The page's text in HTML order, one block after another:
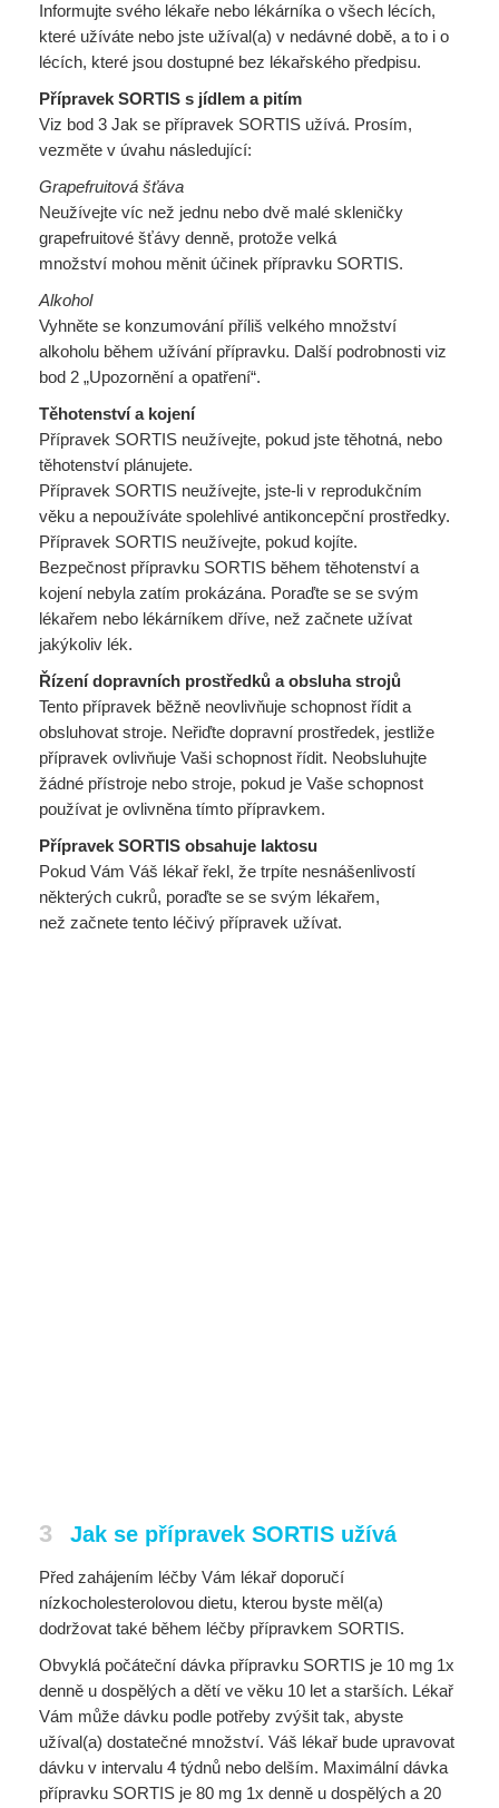
Informujte svého lékaře nebo lékárníka o všech lécích,
které užíváte nebo jste užíval(a) v nedávné době, a to i o
lécích, které jsou dostupné bez lékařského předpisu.
Přípravek SORTIS s jídlem a pitím
Viz bod 3 Jak se přípravek SORTIS užívá. Prosím,
vezměte v úvahu následující:
Grapefruitová šťáva
Neužívejte víc než jednu nebo dvě malé skleničky
grapefruitové šťávy denně, protože velká
množství mohou měnit účinek přípravku SORTIS.
Alkohol
Vyhněte se konzumování příliš velkého množství
alkoholu během užívání přípravku. Další podrobnosti viz
bod 2 „Upozornění a opatření“.
Těhotenství a kojení
Přípravek SORTIS neužívejte, pokud jste těhotná, nebo
těhotenství plánujete.
Přípravek SORTIS neužívejte, jste-li v reprodukčním
věku a nepoužíváte spolehlivé antikoncepční prostředky.
Přípravek SORTIS neužívejte, pokud kojíte.
Bezpečnost přípravku SORTIS během těhotenství a
kojení nebyla zatím prokázána. Poraďte se se svým
lékařem nebo lékárníkem dříve, než začnete užívat
jakýkoliv lék.
Řízení dopravních prostředků a obsluha strojů
Tento přípravek běžně neovlivňuje schopnost řídit a
obsluhovat stroje. Neřiďte dopravní prostředek, jestliže
přípravek ovlivňuje Vaši schopnost řídit. Neobsluhujte
žádné přístroje nebo stroje, pokud je Vaše schopnost
používat je ovlivněna tímto přípravkem.
Přípravek SORTIS obsahuje laktosu
Pokud Vám Váš lékař řekl, že trpíte nesnášenlivostí
některých cukrů, poraďte se se svým lékařem,
než začnete tento léčivý přípravek užívat.
3 Jak se přípravek SORTIS užívá
Před zahájením léčby Vám lékař doporučí
nízkocholesterolovou dietu, kterou byste měl(a)
dodržovat také během léčby přípravkem SORTIS.
Obvyklá počáteční dávka přípravku SORTIS je 10 mg 1x
denně u dospělých a dětí ve věku 10 let a starších. Lékař
Vám může dávku podle potřeby zvýšit tak, abyste
užíval(a) dostatečné množství. Váš lékař bude upravovat
dávku v intervalu 4 týdnů nebo delším. Maximální dávka
přípravku SORTIS je 80 mg 1x denně u dospělých a 20